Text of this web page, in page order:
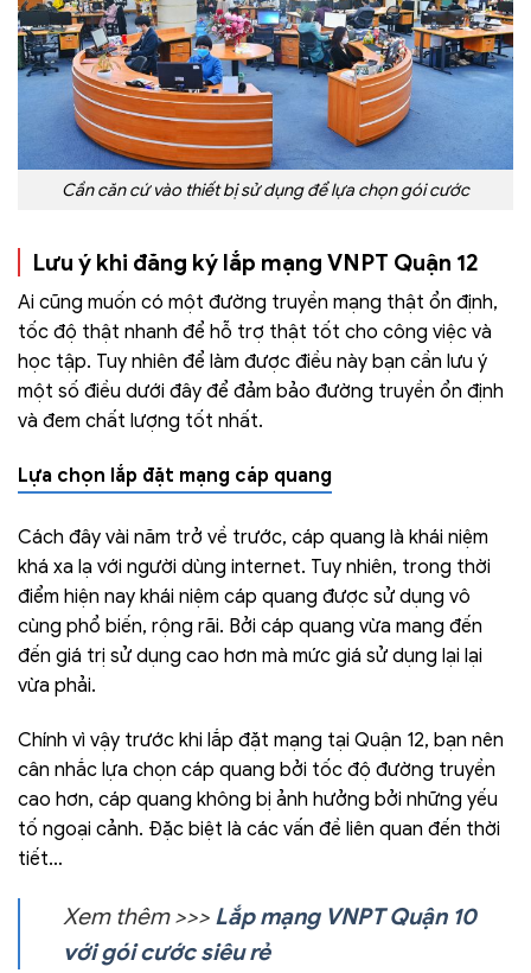
Cần căn cứ vào thiết bị sử dụng để lựa chọn gói cước
Lưu ý khi đăng ký lắp mạng VNPT Quận 12
Ai cũng muốn có một đường truyền mạng thật ổn định,
tốc độ thật nhanh để hỗ trợ thật tốt cho công việc và
học tập. Tuy nhiên để làm được điều này bạn cần lưu ý
một số điều dưới đây để đảm bảo đường truyền ổn định
và đem chất lượng tốt nhất.
Lựa chọn lắp đặt mạng cáp quang
Cách đây vài năm trở về trước, cáp quang là khái niệm
khá xa lạ với người dùng internet. Tuy nhiên, trong thời
điểm hiện nay khái niệm cáp quang được sử dụng vô
cùng phổ biến, rộng rãi. Bởi cáp quang vừa mang đến
đến giá trị sử dụng cao hơn mà mức giá sử dụng lại lại
vừa phải.
Chính vì vậy trước khi lắp đặt mạng tại Quận 12, bạn nên
cân nhắc lựa chọn cáp quang bởi tốc độ đường truyền
cao hơn, cáp quang không bị ảnh hưởng bởi những yếu
tố ngoại cảnh. Đặc biệt là các vấn đề liên quan đến thời
tiết…
Xem thêm >>> Lắp mạng VNPT Quận 10
với gói cước siêu rẻ